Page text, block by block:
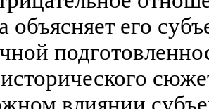
объясняет его